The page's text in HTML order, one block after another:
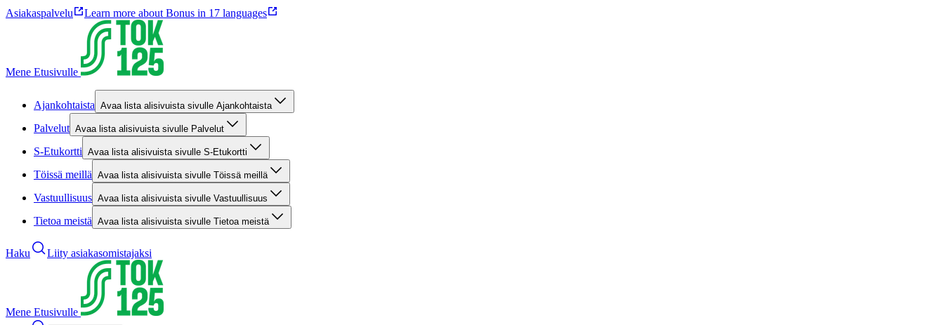
Asiakaspalvelu Learn more about Bonus in 17 languages
Mene Etusivulle
Ajankohtaista Avaa lista alisivuista sivulle Ajankohtaista
Palvelut Avaa lista alisivuista sivulle Palvelut
S-Etukortti Avaa lista alisivuista sivulle S-Etukortti
Töissä meillä Avaa lista alisivuista sivulle Töissä meillä
Vastuullisuus Avaa lista alisivuista sivulle Vastuullisuus
Tietoa meistä Avaa lista alisivuista sivulle Tietoa meistä
Haku Liity asiakasomistajaksi
Mene Etusivulle